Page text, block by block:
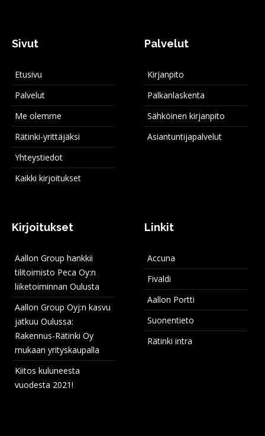
Sivut
Etusivu
Palvelut
Me olemme
Rätinki-yrittäjäksi
Yhteystiedot
Kaikki kirjoitukset
Palvelut
Kirjanpito
Palkanlaskenta
Sähköinen kirjanpito
Asiantuntijapalvelut
Kirjoitukset
Aallon Group hankkii
tilitoimisto Peca Oy:n
liiketoiminnan Oulusta
Aallon Group Oyj:n kasvu
jatkuu Oulussa:
Rakennus-Rätinki Oy
mukaan yrityskaupalla
Kiitos kuluneesta
vuodesta 2021!
Linkit
Accuna
Fivaldi
Aallon Portti
Suonentieto
Rätinki intra